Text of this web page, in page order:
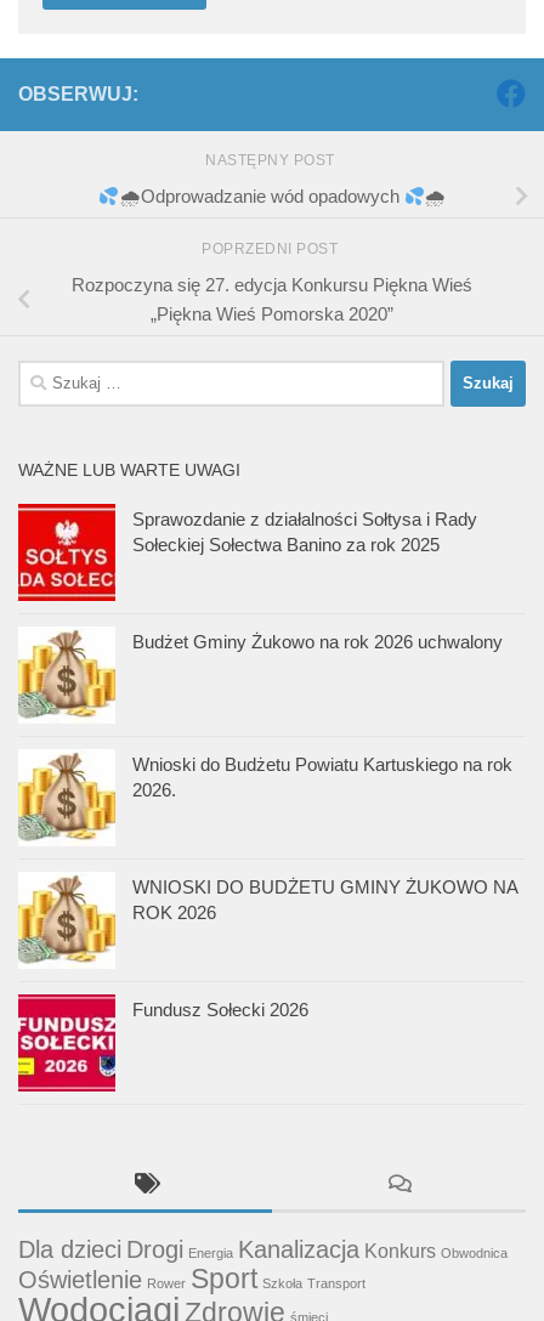
OBSERWUJ:
NASTĘPNY POST
🌧Odprowadzanie wód opadowych 🌧
POPRZEDNI POST
Rozpoczyna się 27. edycja Konkursu Piękna Wieś
„Piękna Wieś Pomorska 2020”
Szukaj:
WAŻNE LUB WARTE UWAGI
Sprawozdanie z działalności Sołtysa i Rady
Sołeckiej Sołectwa Banino za rok 2025
Budżet Gminy Żukowo na rok 2026 uchwalony
Wnioski do Budżetu Powiatu Kartuskiego na rok
2026.
WNIOSKI DO BUDŻETU GMINY ŻUKOWO NA
ROK 2026
Fundusz Sołecki 2026
Dla dzieci Drogi Energia Kanalizacja Konkurs Obwodnica
Oświetlenie Rower Sport Szkoła Transport
WodociągiZdrowie śmieci